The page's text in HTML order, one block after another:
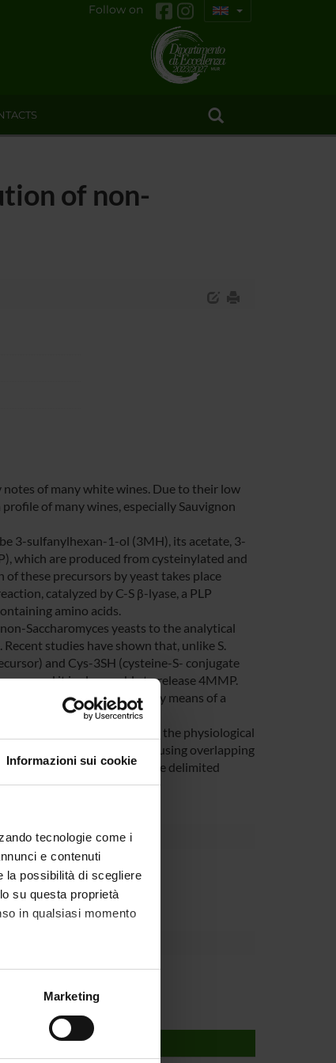
Informazioni sui cookie
tecnologie come i
e contenuti
la possibilità di scegliere
su questa proprietà
in qualsiasi momento
metro,Marketing
Follow on
of non-
of many white wines. Due to their low
of many wines, especially Sauvignon
3-sulfanylhexan-1-ol (3MH), its acetate, 3-
which are produced from cysteinylated and
these precursors by yeast takes place
catalyzed by C-S β-lyase, a PLP
amino acids.
Saccharomyces yeasts to the analytical
studies have shown that, unlike S.
and Cys-3SH (cysteine-S- conjugate
and it is also unable to release 4MMP.
cysteine-S-conjugates by means of a
short fragments based on the physiological
specific protein segments using overlapping
approach permits to assemble delimited